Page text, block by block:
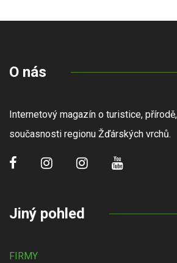
O nás
Internetový magazín o turistice,
současnosti regionu Žďárských vrchů.
Jiný pohled
FIRMY